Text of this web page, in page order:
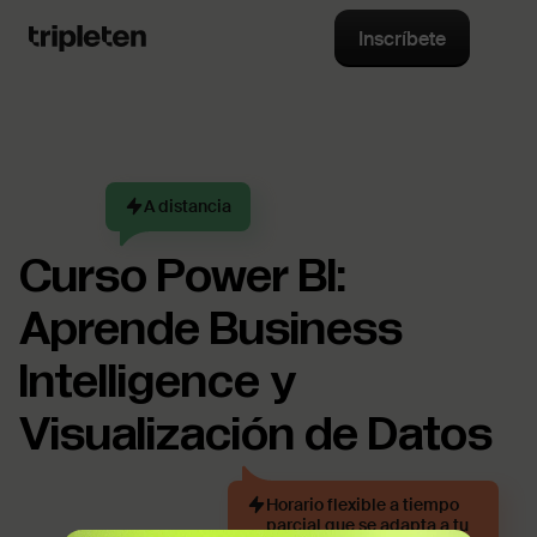
Inscríbete
A distancia
Curso Power BI:
Aprende Business
Intelligence y
Visualización de Datos
Horario flexible a tiempo
parcial que se adapta a tu